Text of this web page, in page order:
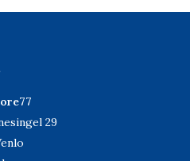
29